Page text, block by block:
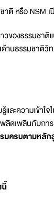
หรือ NSM
าวของธรรมชา
านธรรมชาติวิ
ละความเข้าใ
ลิดเพลินกับกา
มครบตามหลั
นี้